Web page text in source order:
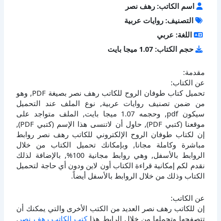
اسم الكاتب: رهف نصر
التصنيف: روايات عربية
اللغة: عربي
حجم الكتاب: 1.07 ميجا بايت
مقدمة:
عن الكتاب:
تحميل كتاب طوفان الروح للكاتب رهف نصر بصيغة PDF, وهو
من ضمن تصنيف روايات عربية, نوع الملف عند التحميل
سيكون pdf, وحجمه 1.07 ميجا بايت, الملف متواجد على
موقعنا (كتبي PDF), حاول أن لاتنسى هذا الإسم (كتبي PDF),
إن لكتاب طوفان الروح الإلكتروني للكاتب رهف نصر روابط
مباشرة وكاملة مجانا, وبإمكانك تحميل الكتاب من خلال
الروابط بالأسفل, وهي روابط مجانية 100%, بالإضافة لذلك
نقدم لكم إمكانية قراءة الكتاب أون لاين ودون أي حاجة لتحميل
الكتاب وذلك من خلال الروابط بالأسفل أيضاً.
عن الكاتب:
إن للكاتب رهف نصر العديد من الكتب الأخرى والتي يمكنك أن
تتصفحها وتحملها من خلال الرابط هذاكتب الكاتب رهف نصر ,